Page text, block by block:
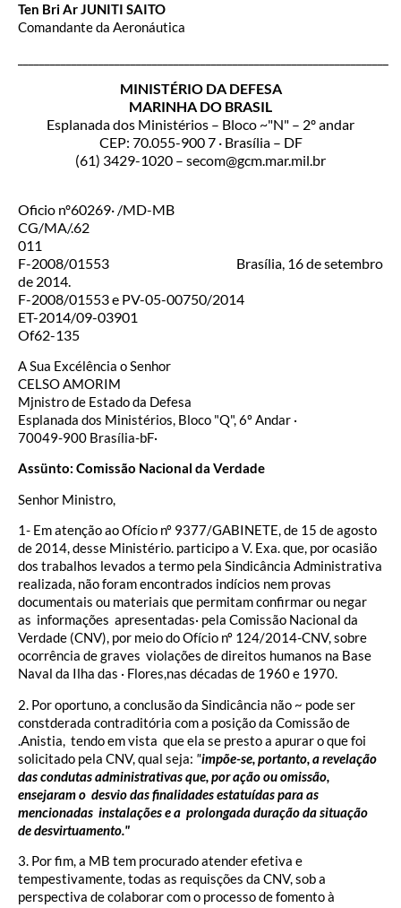
Ten Bri Ar JUNITI SAITO
Comandante da Aeronáutica
MINISTÉRIO DA DEFESA
MARINHA DO BRASIL
Esplanada dos Ministérios – Bloco ~"N" – 2º andar
CEP: 70.055-900 7 · Brasília – DF
(61) 3429-1020 – secom@gcm.mar.mil.br
Oficio nº60269· /MD-MB
CG/MA/.62
011
F-2008/01553 Brasília, 16 de setembro
de 2014.
F-2008/01553 e PV-05-00750/2014
ET-2014/09-03901
Of62-135
A Sua Excélência o Senhor
CELSO AMORIM
Mjnistro de Estado da Defesa
Esplanada dos Ministérios, Bloco "Q", 6º Andar ·
70049-900 Brasília-bF·
Assünto: Comissão Nacional da Verdade
Senhor Ministro,
1- Em atenção ao Ofício nº 9377/GABINETE, de 15 de agosto
de 2014, desse Ministério. participo a V. Exa. que, por ocasião
dos trabalhos levados a termo pela Sindicância Administrativa
realizada, não foram encontrados indícios nem provas
documentais ou materiais que permitam confirmar ou negar
as informações apresentadas· pela Comissão Nacional da
Verdade (CNV), por meio do Ofício nº 124/2014-CNV, sobre
ocorrência de graves violações de direitos humanos na Base
Naval da Ilha das · Flores,nas décadas de 1960 e 1970.
2. Por oportuno, a conclusão da Sindicância não ~ pode ser
constderada contraditória com a posição da Comissão de
.Anistia, tendo em vista que ela se presto a apurar o que foi
solicitado pela CNV, qual seja: "impõe-se, portanto, a revelação
das condutas administrativas que, por ação ou omissão,
ensejaram o desvio das finalidades estatuídas para as
mencionadas instalações e a prolongada duração da situação
de desvirtuamento."
3. Por fim, a MB tem procurado atender efetiva e
tempestivamente, todas as requisções da CNV, sob a
perspectiva de colaborar com o processo de fomento à